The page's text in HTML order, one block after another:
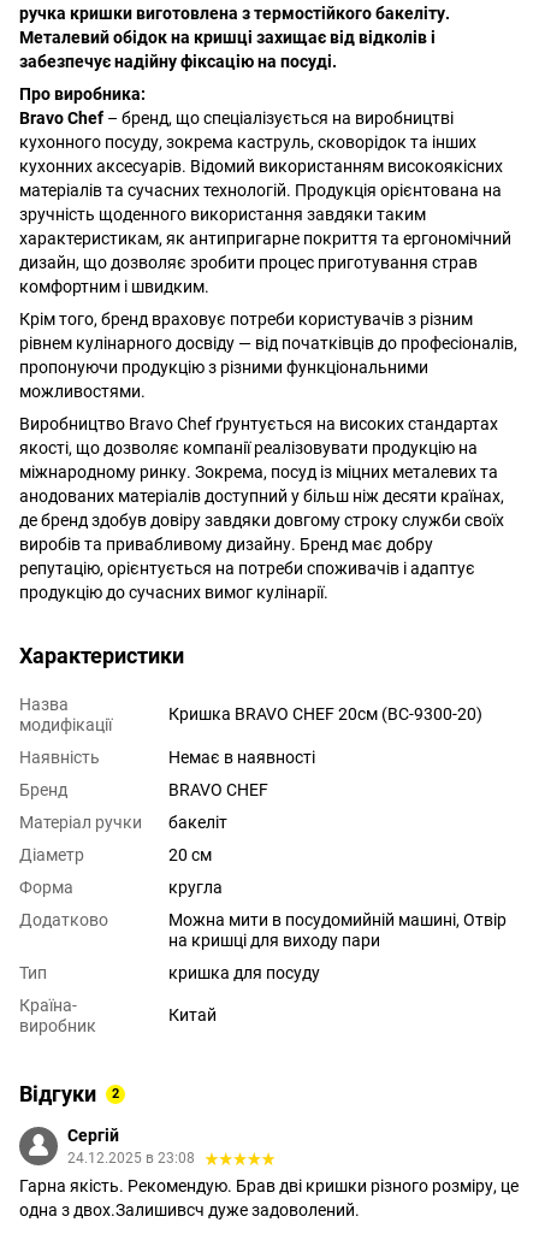
ручка кришки виготовлена з термостійкого бакеліту.
Металевий обідок на кришці захищає від відколів і
забезпечує надійну фіксацію на посуді.
Про виробника:
Bravo Chef – бренд, що спеціалізується на виробництві
кухонного посуду, зокрема каструль, сковорідок та інших
кухонних аксесуарів. Відомий використанням високоякісних
матеріалів та сучасних технологій. Продукція орієнтована на
зручність щоденного використання завдяки таким
характеристикам, як антипригарне покриття та ергономічний
дизайн, що дозволяє зробити процес приготування страв
комфортним і швидким.
Крім того, бренд враховує потреби користувачів з різним
рівнем кулінарного досвіду — від початківців до професіоналів,
пропонуючи продукцію з різними функціональними
можливостями.
Виробництво Bravo Chef ґрунтується на високих стандартах
якості, що дозволяє компанії реалізовувати продукцію на
міжнародному ринку. Зокрема, посуд із міцних металевих та
анодованих матеріалів доступний у більш ніж десяти країнах,
де бренд здобув довіру завдяки довгому строку служби своїх
виробів та привабливому дизайну. Бренд має добру
репутацію, орієнтується на потреби споживачів і адаптує
продукцію до сучасних вимог кулінарії.
Характеристики
Назва
модифікації
Кришка BRAVO CHEF 20см (BC-9300-20)
Наявність
Немає в наявності
Бренд
BRAVO CHEF
Матеріал ручки
бакеліт
Діаметр
20 см
Форма
кругла
Додатково
Можна мити в посудомийній машині, Отвір
на кришці для виходу пари
Тип
кришка для посуду
Країна-
виробник
Китай
Відгуки 2
Сергій
24.12.2025 в 23:08
Гарна якість. Рекомендую. Брав дві кришки різного розміру, це
одна з двох.Залишивсч дуже задоволений.